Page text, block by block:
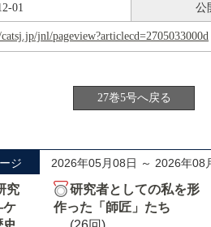
01 公
jnl/pageview?articlecd=2705033000d
27巻5号へ戻る
ジ 2026年05月08日 ～ 2026年08
究
ケ
研究者としての私を形
作った「師匠」たち